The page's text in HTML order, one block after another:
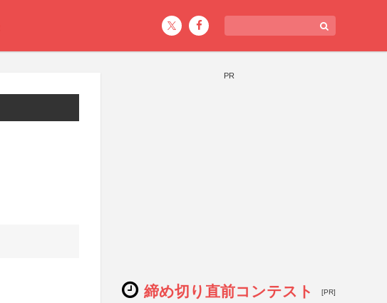
PR
締め切り直前コンテスト [PR]